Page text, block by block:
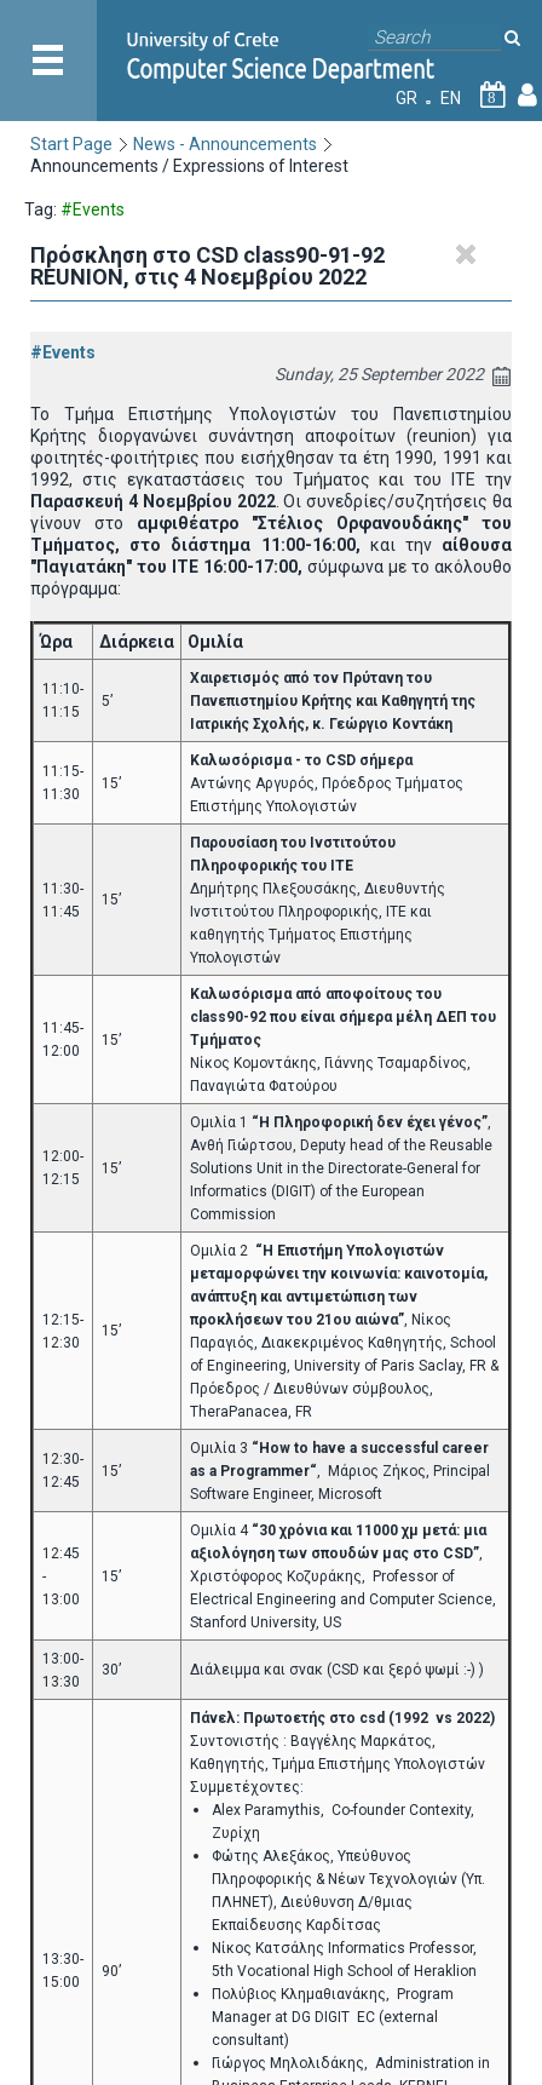
GR EN 8
Start Page
News - Announcements
Announcements / Expressions of Interest
Tag: #Events
Πρόσκληση στο CSD class90-91-92
REUNION, στις 4 Νοεμβρίου 2022
#Events
Sunday, 25 September 2022
Το Τμήμα Επιστήμης Υπολογιστών του Πανεπιστημίου
Κρήτης διοργανώνει συνάντηση αποφοίτων (reunion) για
φοιτητές-φοιτήτριες που εισήχθησαν τα έτη 1990, 1991 και
1992, στις εγκαταστάσεις του Τμήματος και του ΙΤΕ την
Παρασκευή 4 Νοεμβρίου 2022. Οι συνεδρίες/συζητήσεις θα
γίνουν στο αμφιθέατρο "Στέλιος Ορφανουδάκης" του
Τμήματος, στο διάστημα 11:00-16:00, και την αίθουσα
"Παγιατάκη" του ΙΤΕ 16:00-17:00, σύμφωνα με το ακόλουθο
πρόγραμμα:
Ώρα Διάρκεια Ομιλία
11:10-
11:15
5’
Χαιρετισμός από τον Πρύτανη του
Πανεπιστημίου Κρήτης και Καθηγητή της
Ιατρικής Σχολής, κ. Γεώργιο Κοντάκη
11:15-
11:30
15’
Καλωσόρισμα - το CSD σήμερα
Αντώνης Αργυρός, Πρόεδρος Τμήματος
Επιστήμης Υπολογιστών
11:30-
11:45
15’
Παρουσίαση του Ινστιτούτου
Πληροφορικής του ΙΤΕ
Δημήτρης Πλεξουσάκης, Διευθυντής
Ινστιτούτου Πληροφορικής, ΙΤΕ και
καθηγητής Τμήματος Επιστήμης
Υπολογιστών
11:45-
12:00
15’
Καλωσόρισμα από αποφοίτους του
class90-92 που είναι σήμερα μέλη ΔΕΠ του
Τμήματος
Νίκος Κομοντάκης, Γιάννης Τσαμαρδίνος,
Παναγιώτα Φατούρου
12:00-
12:15
15’
Ομιλία 1 “Η Πληροφορική δεν έχει γένος”,
Ανθή Γιώρτσου, Deputy head of the Reusable
Solutions Unit in the Directorate-General for
Informatics (DIGIT) of the European
Commission
12:15-
12:30
15’
Ομιλία 2 “Η Επιστήμη Υπολογιστών
μεταμορφώνει την κοινωνία: καινοτομία,
ανάπτυξη και αντιμετώπιση των
προκλήσεων του 21ου αιώνα”, Νίκος
Παραγιός, Διακεκριμένος Καθηγητής, School
of Engineering, University of Paris Saclay, FR &
Πρόεδρος / Διευθύνων σύμβουλος,
TheraPanacea, FR
12:30-
12:45
15’
Ομιλία 3 “How to have a successful career
as a Programmer“, Μάριος Ζήκος, Principal
Software Engineer, Microsoft
12:45
-
13:00
15’
Ομιλία 4“30 χρόνια και 11000 χμ μετά: μια
αξιολόγηση των σπουδών μας στο CSD”,
Χριστόφορος Κοζυράκης, Professor of
Electrical Engineering and Computer Science,
Stanford University, US
13:00-
13:30
30’ Διάλειμμα και σνακ (CSD και ξερό ψωμί :-) )
13:30-
15:00
90’
Πάνελ: Πρωτοετής στο csd (1992 vs 2022)
Συντονιστής : Βαγγέλης Μαρκάτος,
Καθηγητής, Τμήμα Επιστήμης Υπολογιστών
Συμμετέχοντες:
Alex Paramythis, Co-founder Contexity,
Ζυρίχη
Φώτης Αλεξάκος, Υπεύθυνος
Πληροφορικής & Νέων Τεχνολογιών (Υπ.
ΠΛΗΝΕΤ), Διεύθυνση Δ/θμιας
Εκπαίδευσης Καρδίτσας
Νίκος Κατσάλης Ιnformatics Professor,
5th Vocational High School of Heraklion
Πολύβιος Κλημαθιανάκης, Program
Manager at DG DIGIT EC (external
consultant)
Γιώργος Μηλολιδάκης, Administration in